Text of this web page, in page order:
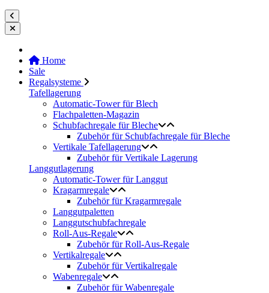
Home
Sale
Regalsysteme
Tafellagerung
Automatic-Tower für Blech
Flachpaletten-Magazin
Schubfachregale für Bleche
Zubehör für Schubfachregale für Bleche
Vertikale Tafellagerung
Zubehör für Vertikale Lagerung
Langgutlagerung
Automatic-Tower für Langgut
Kragarmregale
Zubehör für Kragarmregale
Langgutpaletten
Langgutschubfachregale
Roll-Aus-Regale
Zubehör für Roll-Aus-Regale
Vertikalregale
Zubehör für Vertikalregale
Wabenregale
Zubehör für Wabenregale